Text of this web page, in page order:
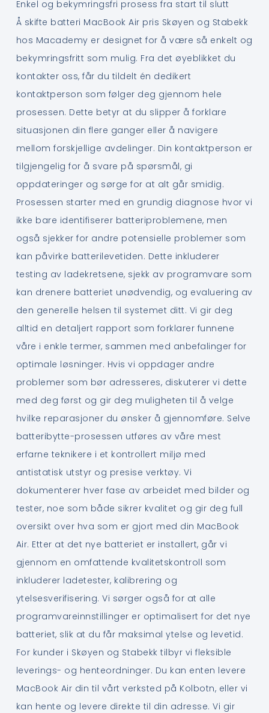
Enkel og bekymringsfri prosess fra start til slutt
Å skifte batteri MacBook Air pris Skøyen og Stabekk
hos Macademy er designet for å være så enkelt og
bekymringsfritt som mulig. Fra det øyeblikket du
kontakter oss, får du tildelt én dedikert
kontaktperson som følger deg gjennom hele
prosessen. Dette betyr at du slipper å forklare
situasjonen din flere ganger eller å navigere
mellom forskjellige avdelinger. Din kontaktperson er
tilgjengelig for å svare på spørsmål, gi
oppdateringer og sørge for at alt går smidig.
Prosessen starter med en grundig diagnose hvor vi
ikke bare identifiserer batteriproblemene, men
også sjekker for andre potensielle problemer som
kan påvirke batterilevetiden. Dette inkluderer
testing av ladekretsene, sjekk av programvare som
kan drenere batteriet unødvendig, og evaluering av
den generelle helsen til systemet ditt. Vi gir deg
alltid en detaljert rapport som forklarer funnene
våre i enkle termer, sammen med anbefalinger for
optimale løsninger. Hvis vi oppdager andre
problemer som bør adresseres, diskuterer vi dette
med deg først og gir deg muligheten til å velge
hvilke reparasjoner du ønsker å gjennomføre. Selve
batteribytte-prosessen utføres av våre mest
erfarne teknikere i et kontrollert miljø med
antistatisk utstyr og presise verktøy. Vi
dokumenterer hver fase av arbeidet med bilder og
tester, noe som både sikrer kvalitet og gir deg full
oversikt over hva som er gjort med din MacBook
Air. Etter at det nye batteriet er installert, går vi
gjennom en omfattende kvalitetskontroll som
inkluderer ladetester, kalibrering og
ytelsesverifisering. Vi sørger også for at alle
programvareinnstillinger er optimalisert for det nye
batteriet, slik at du får maksimal ytelse og levetid.
For kunder i Skøyen og Stabekk tilbyr vi fleksible
leverings- og henteordninger. Du kan enten levere
MacBook Air din til vårt verksted på Kolbotn, eller vi
kan hente og levere direkte til din adresse. Vi gir